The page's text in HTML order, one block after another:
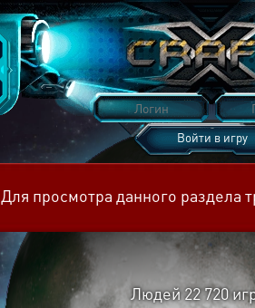
Войти в игру
Для просмотра данного раздела
Людей 22 720